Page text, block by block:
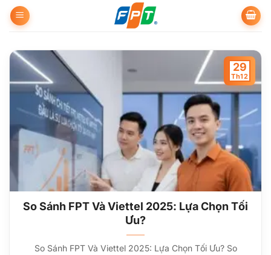
qua
dung
So Sánh FPT Và Viettel 2025: Lựa Chọn Tối
Ưu?
So Sánh FPT Và Viettel 2025: Lựa Chọn Tối Ưu? So
29
Th12